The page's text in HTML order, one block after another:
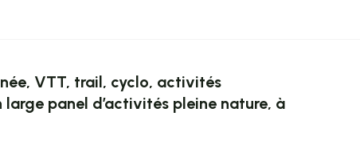
VTT, trail, cyclo, activités
panel d’activités pleine nature, à